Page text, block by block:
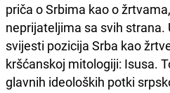
priča o Srbima kao o
neprijateljima sa svih strana.
svijesti pozicija Srba kao
kršćanskoj mitologiji: Isusa.
glavnih ideoloških potki